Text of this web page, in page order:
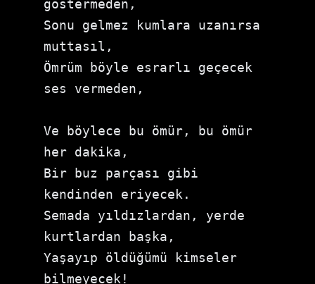
göstermeden,
Sonu gelmez kumlara uzanırsa
muttasıl,
Ömrüm böyle esrarlı geçecek
ses vermeden,
Ve böylece bu ömür, bu ömür
her dakika,
Bir buz parçası gibi
kendinden eriyecek.
Semada yıldızlardan, yerde
kurtlardan başka,
Yaşayıp öldüğümü kimseler
bilmeyecek!